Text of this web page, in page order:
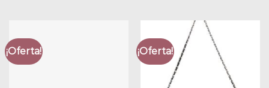
¡Oferta! ¡Oferta!